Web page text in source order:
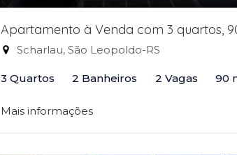
Apartamento à Venda com 3 quartos,
Scharlau, São Leopoldo-RS
3 Quartos 2 Banheiros 2 Vagas 90
Mais informações